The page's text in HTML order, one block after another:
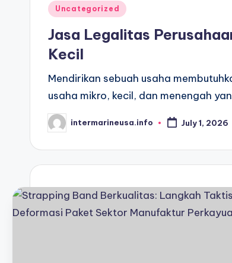
Posted
Uncategorized
Jasa Legalitas
Kecil
Mendirikan sebuah usaha
usaha mikro, kecil, dan menengah
Posted
by
intermarineusa.info July 1, 2026